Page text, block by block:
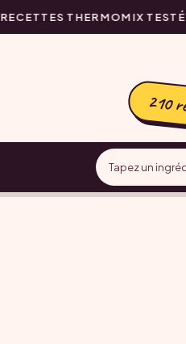
RECETTES THERMOMIX
210